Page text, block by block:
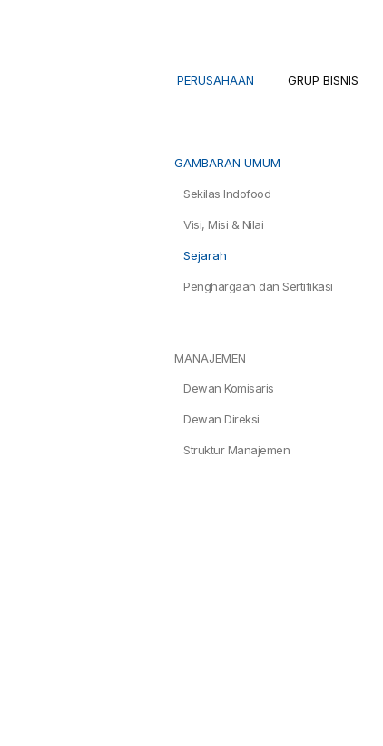
PERUSAHAAN GRUP BISNIS
GAMBARAN UMUM
Sekilas Indofood
Visi, Misi & Nilai
Sejarah
Penghargaan dan Sertifikasi
MANAJEMEN
Dewan Komisaris
Dewan Direksi
Struktur Manajemen